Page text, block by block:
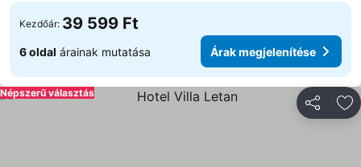
Kezdőár: 39 599 Ft
6 oldal árainak mutatása Árak megjelenítése
Népszerű választás